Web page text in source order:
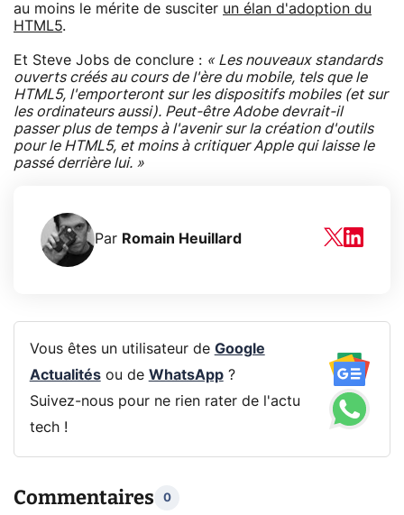
au moins le mérite de susciter un élan d'adoption du
HTML5.
Et Steve Jobs de conclure : « Les nouveaux standards
ouverts créés au cours de l'ère du mobile, tels que le
HTML5, l'emporteront sur les dispositifs mobiles (et sur
les ordinateurs aussi). Peut-être Adobe devrait-il
passer plus de temps à l'avenir sur la création d'outils
pour le HTML5, et moins à critiquer Apple qui laisse le
passé derrière lui. »
Par Romain Heuillard
Vous êtes un utilisateur de Google
Actualitésou de WhatsApp?
Suivez-nous pour ne rien rater de l'actu
tech !
Commentaires 0